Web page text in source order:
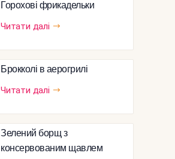
Горохові фрикадельки
Читати далі
Брокколі в аерогрилі
Читати далі
Зелений борщ з
консервованим щавлем